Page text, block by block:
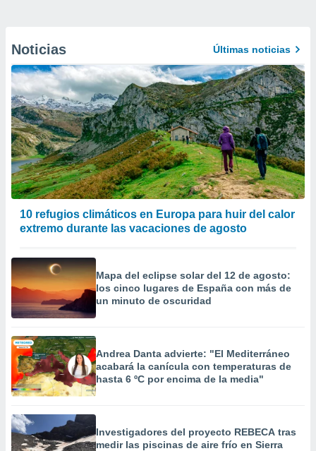
Noticias Últimas noticias
10 refugios climáticos en Europa para huir del calor
extremo durante las vacaciones de agosto
Mapa del eclipse solar del 12 de agosto:
los cinco lugares de España con más de
un minuto de oscuridad
Andrea Danta advierte: "El Mediterráneo
acabará la canícula con temperaturas de
hasta 6 ºC por encima de la media"
Investigadores del proyecto REBECA tras
medir las piscinas de aire frío en Sierra